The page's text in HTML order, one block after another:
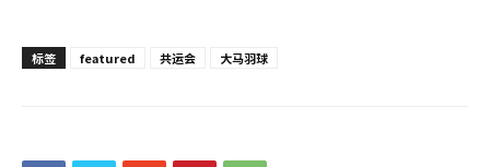
标签 featured 共运会 大马羽球